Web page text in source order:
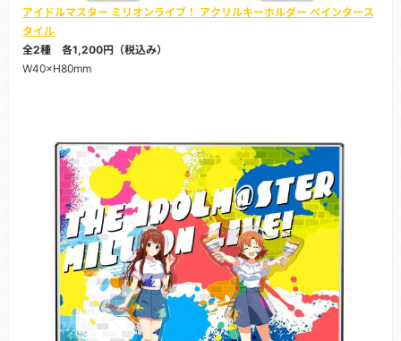
アイドルマスター ミリオンライブ！ アクリルキーホルダー ペインタース
タイル
全2種 各1,200円（税込み）
W40×H80mm